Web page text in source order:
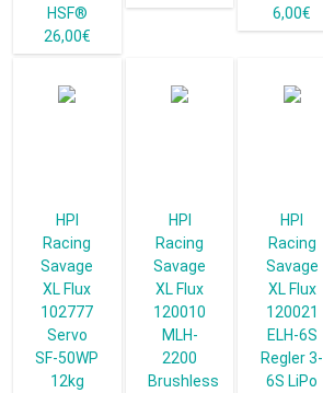
HSF®
26,00€
6,00€
HPI
Racing
Savage
XL Flux
102777
Servo
SF-50WP
12kg
HPI
Racing
Savage
XL Flux
120010
MLH-
2200
Brushless
HPI
Racing
Savage
XL Flux
120021
ELH-6S
Regler 3-
6S LiPo